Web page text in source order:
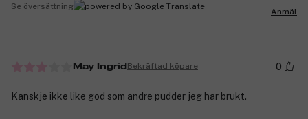
Se översättning
Anmäl
May Ingrid Bekräftad köpare 0
Kanskje ikke like god som andre pudder jeg har brukt.